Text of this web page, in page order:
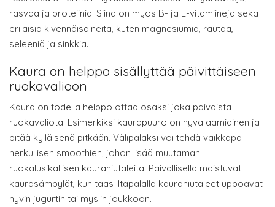
rasvaa ja proteiinia. Siinä on myös B- ja E-vitamiineja sekä
erilaisia kivennäisaineita, kuten magnesiumia, rautaa,
seleeniä ja sinkkiä.
Kaura on helppo sisällyttää päivittäiseen
ruokavalioon
Kaura on todella helppo ottaa osaksi joka päiväistä
ruokavaliota. Esimerkiksi kaurapuuro on hyvä aamiainen ja
pitää kylläisenä pitkään. Välipalaksi voi tehdä vaikkapa
herkullisen smoothien, johon lisää muutaman
ruokalusikallisen kaurahiutaleita. Päivällisellä maistuvat
kaurasämpylät, kun taas iltapalalla kaurahiutaleet uppoavat
hyvin jugurtin tai myslin joukkoon.